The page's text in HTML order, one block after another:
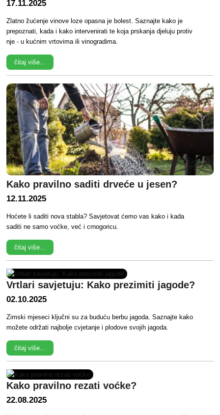
17.11.2025
Zlatno žućenje vinove loze opasna je bolest. Saznajte kako je
prepoznati, kada i kako intervenirati te koja prskanja djeluju protiv
nje - u kućnim vrtovima ili vinogradima.
čitaj više...
Kako pravilno saditi drveće u jesen?
12.11.2025
Hoćete li saditi nova stabla? Savjetovat ćemo vas kako i kada
saditi ne samo voćke, već i crnogoricu.
čitaj više...
Vrtlari savjetuju: Kako prezimiti jagode?
02.10.2025
Zimski mjeseci ključni su za buduću berbu jagoda. Saznajte kako
možete održati najbolje cvjetanje i plodove svojih jagoda.
čitaj više...
Kako pravilno rezati voćke?
22.08.2025